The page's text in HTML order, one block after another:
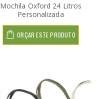
Mochila Oxford 24 Litros
Personalizada
ORÇAR ESTE PRODUTO